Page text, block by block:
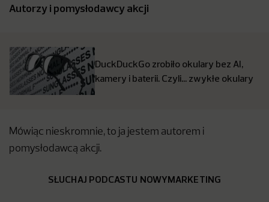
Autorzy i pomysłodawcy akcji
DuckDuckGo zrobiło okulary bez AI,
kamery i baterii. Czyli… zwykłe okulary
Mówiąc nieskromnie, to ja jestem autorem i
pomysłodawcą akcji.
SŁUCHAJ PODCASTU NOWYMARKETING